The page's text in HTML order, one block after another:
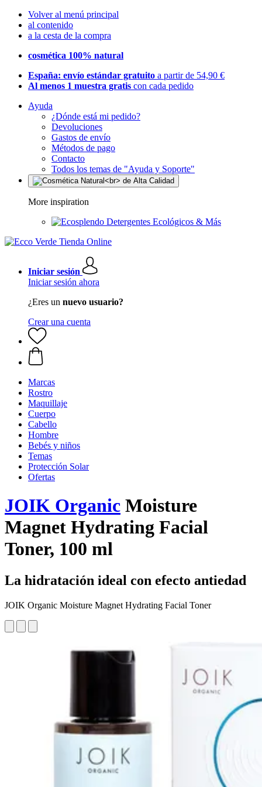
Volver al menú principal
al contenido
a la cesta de la compra
cosmética 100% natural
España: envío estándar gratuito a partir de 54,90 €
Al menos 1 muestra gratis con cada pedido
Ayuda
¿Dónde está mi pedido?
Devoluciones
Gastos de envío
Métodos de pago
Contacto
Todos los temas de "Ayuda y Soporte"
More inspiration
Detergentes Ecológicos & Más
Iniciar sesión
Iniciar sesión ahora
¿Eres un nuevo usuario?
Crear una cuenta
Marcas
Rostro
Maquillaje
Cuerpo
Cabello
Hombre
Bebés y niños
Temas
Protección Solar
Ofertas
JOIK Organic Moisture
Magnet Hydrating Facial
Toner, 100 ml
La hidratación ideal con efecto antiedad
JOIK Organic Moisture Magnet Hydrating Facial Toner